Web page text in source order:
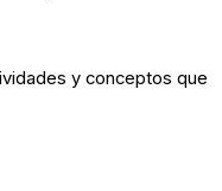
y conceptos que